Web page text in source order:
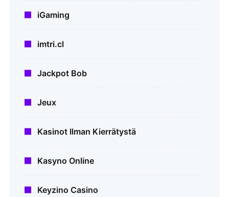
iGaming
imtri.cl
Jackpot Bob
Jeux
Kasinot Ilman Kierrätystä
Kasyno Online
Keyzino Casino